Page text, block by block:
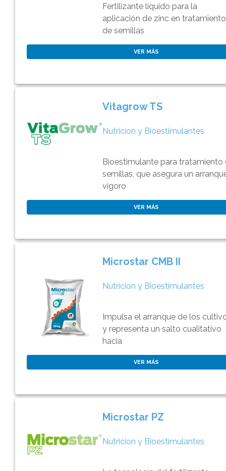
Fertilizante líquido para la
aplicación de zinc en
de semillas
VER MÁS
Vitagrow TS
Nutricion y Bioestimulantes
Bioestimulante para tratamiento
semillas, que asegura un
vigoro
VER MÁS
Microstar CMB II
Nutricion y Bioestimulantes
Impulsa el arranque de los
y representa un salto cualitativo
hacia
VER MÁS
Microstar PZ
Nutricion y Bioestimulantes